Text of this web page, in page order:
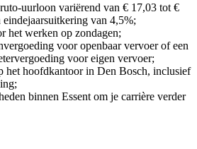
uurloon variërend van € 17,03 tot €
van 4,5%;
het werken op zondagen;
voor openbaar vervoer of een
voor eigen vervoer;
het hoofdkantoor in Den Bosch, inclusief
binnen Essent om je carrière verder